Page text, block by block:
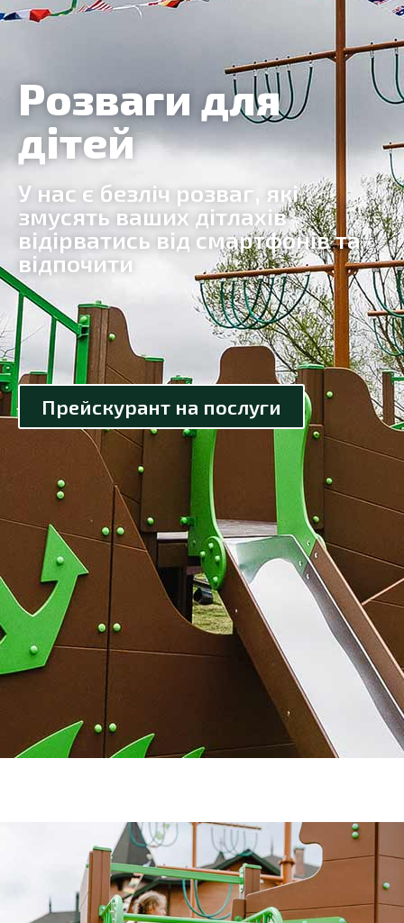
Розваги для
дітей
У нас є безліч розваг, які
змусять ваших дітлахів
відірватись від смартфонів та
відпочити
Прейскурант на послуги